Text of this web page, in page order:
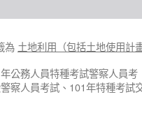
為 土地利用（包括土地使用計
公務人員特種考試警察人員考
察人員考試、101年特種考試